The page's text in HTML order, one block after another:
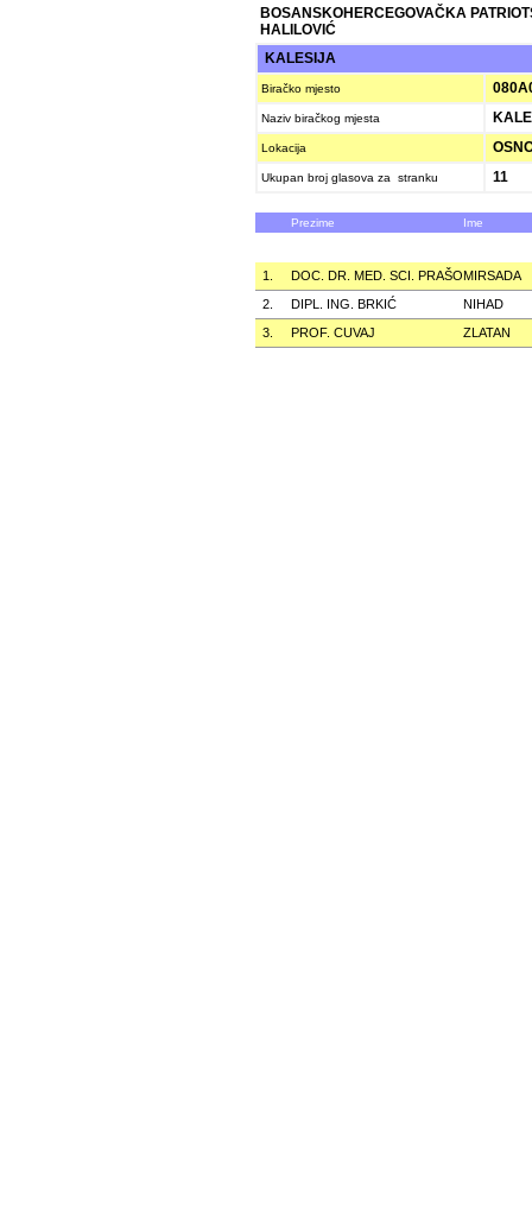
BOSANSKOHERCEGOVAČKA
HALILOVIĆ
KALESIJA
Biračko mjesto
Naziv biračkog mjesta
Lokacija
Ukupan broj glasova za stranku 11
Prezime Ime
1. DOC. DR. MED. SCI. PRAŠOMIRSADA
2.
DIPL. ING. BRKIĆ
NIHAD
3.
PROF. CUVAJ ZLATAN